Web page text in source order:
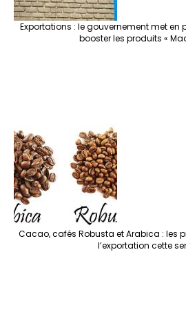
Exportations : le gouvernement met en
booster les produits «
Cacao, cafés Robusta et Arabica : les
l’exportation cette